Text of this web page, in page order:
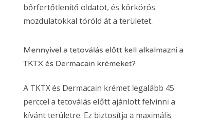
bőrfertőtlenítő oldatot, és körkörös
mozdulatokkal töröld át a területet.
Mennyivel a tetoválás előtt kell alkalmazni a
TKTX és Dermacain krémeket?
A TKTX és Dermacain krémet legalább 45
perccel a tetoválás előtt ajánlott felvinni a
kívánt területre. Ez biztosítja a maximális